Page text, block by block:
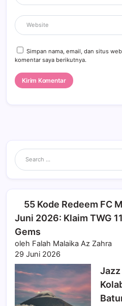
Simpan nama, email, dan situs
komentar saya berikutnya.
55 Kode Redeem FC
Juni 2026: Klaim TWG
Gems
oleh Falah Malaika Az Zahra
29 Juni 2026